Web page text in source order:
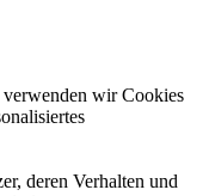
wir Cookies
deren Verhalten und